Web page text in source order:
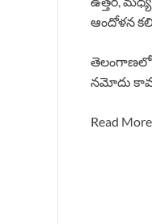
ఆందోళన
తెలంగాణలో
నమోదు
Read